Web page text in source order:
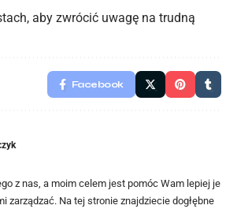
aby zwrócić uwagę na trudną
Facebook
z nas, a moim celem jest pomóc Wam lepiej je
zarządzać. Na tej stronie znajdziecie dogłębne